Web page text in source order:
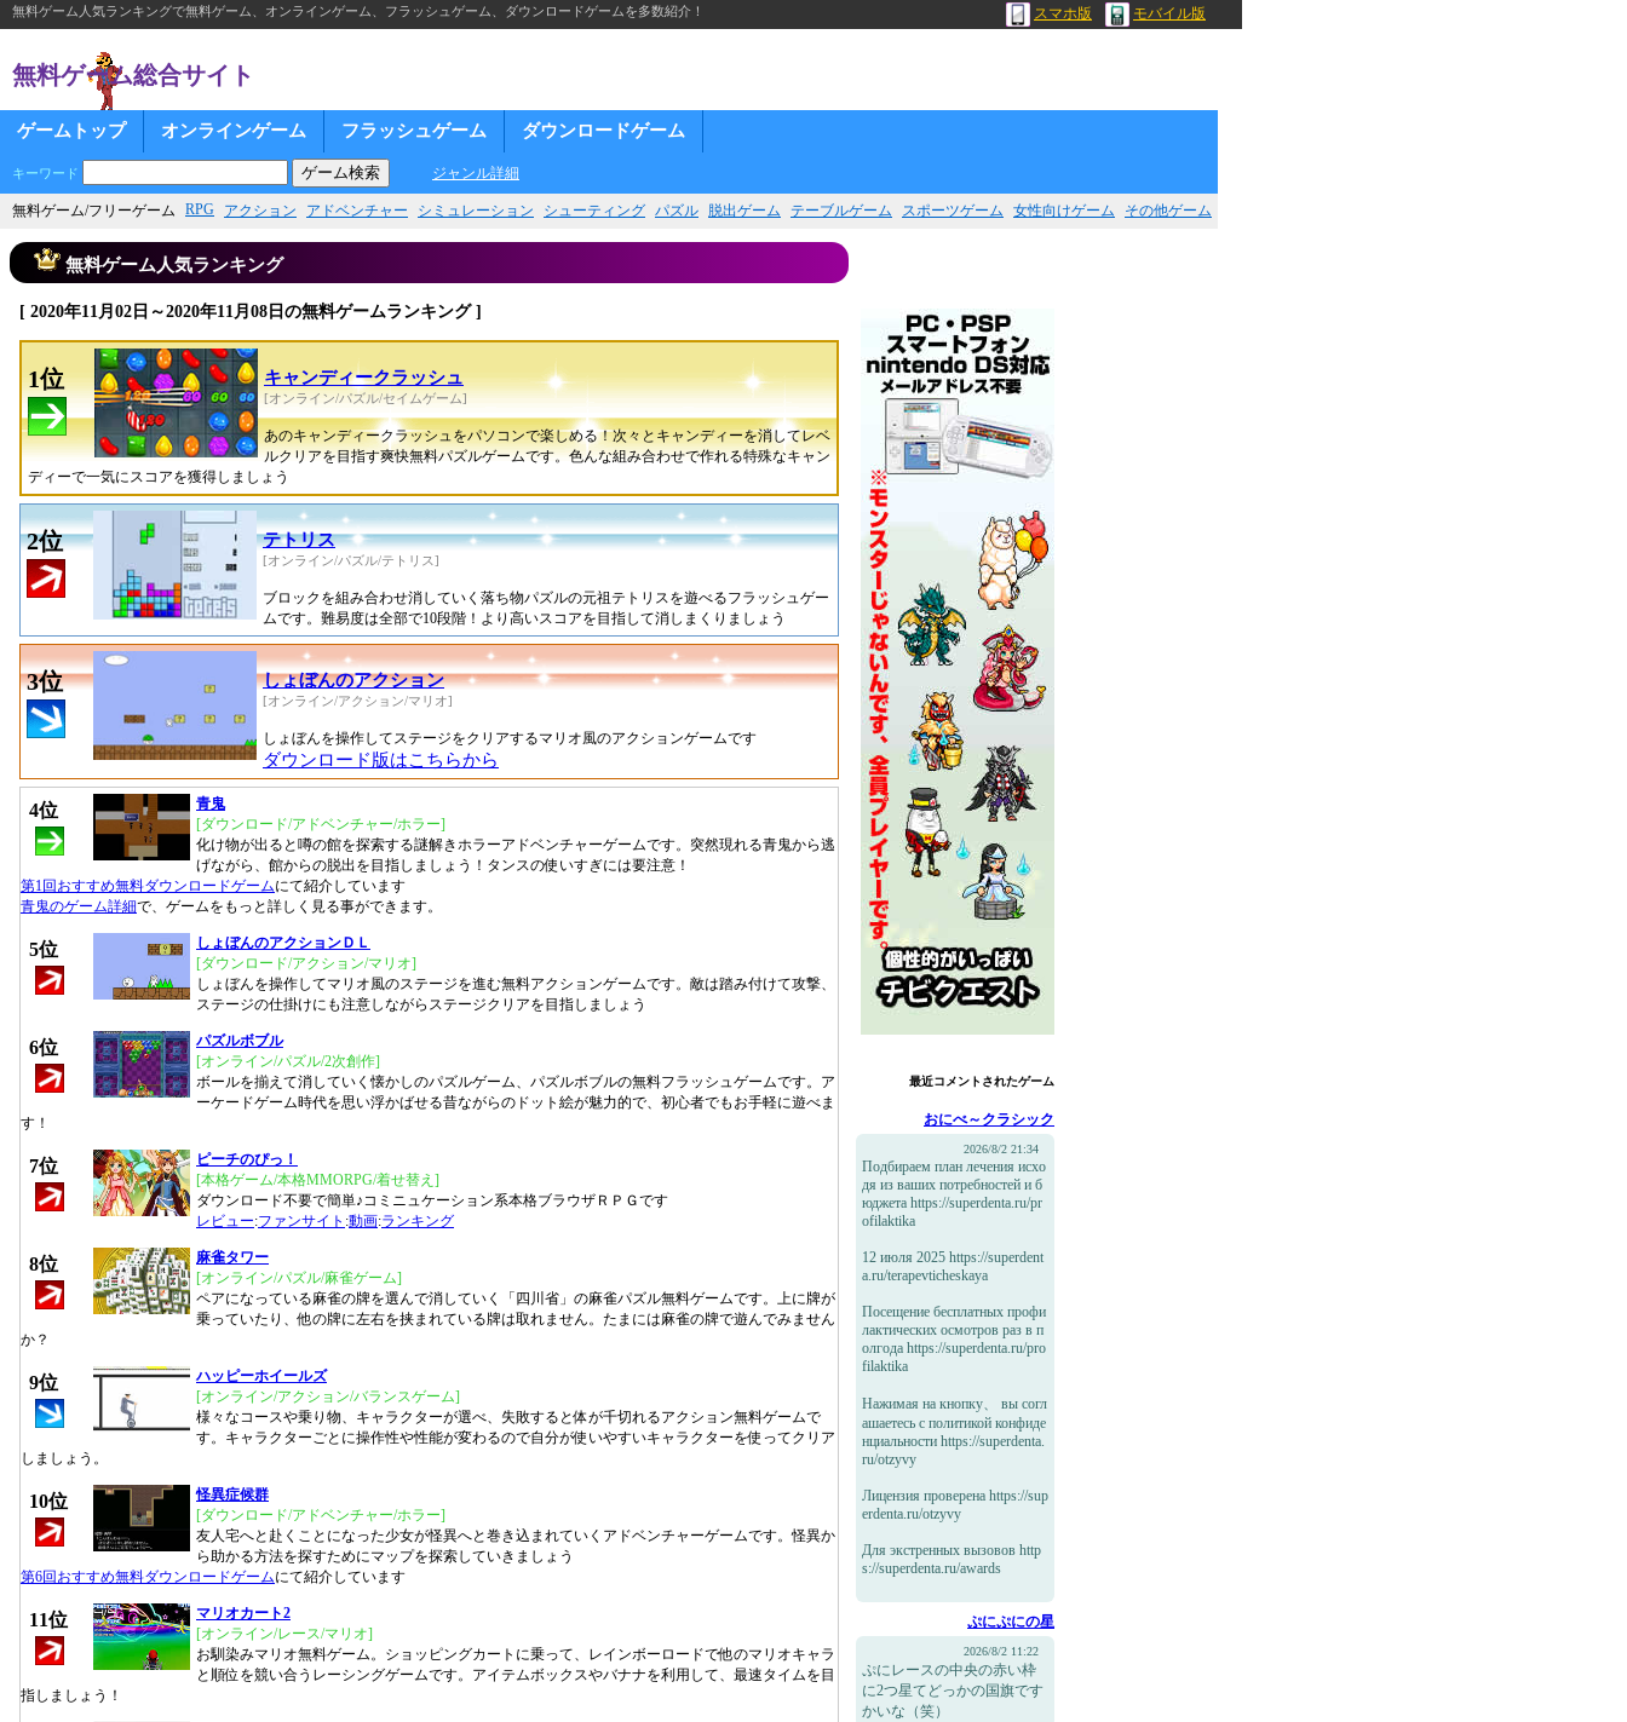
無料ゲーム人気ランキングで無料ゲーム、オンラインゲーム、フラッシュゲーム、ダウンロードゲームを多数紹介！ スマホ版 モバイル版
無料ゲーム総合サイト
ゲームトップ オンラインゲーム フラッシュゲーム ダウンロードゲーム
キーワード ジャンル詳細
無料ゲーム/フリーゲーム RPG アクション アドベンチャー シミュレーション シューティング パズル 脱出ゲーム テーブルゲーム スポーツゲーム 女性向けゲーム その他ゲーム
無料ゲーム人気ランキング
[ 2020年11月02日～2020年11月08日の無料ゲームランキング ]
1位 キャンディークラッシュ
[オンライン/パズル/セイムゲーム]
あのキャンディークラッシュをパソコンで楽しめる！次々とキャンディーを消してレベ
ルクリアを目指す爽快無料パズルゲームです。色んな組み合わせで作れる特殊なキャン
ディーで一気にスコアを獲得しましょう
2位 テトリス
[オンライン/パズル/テトリス]
ブロックを組み合わせ消していく落ち物パズルの元祖テトリスを遊べるフラッシュゲー
ムです。難易度は全部で10段階！より高いスコアを目指して消しまくりましょう
3位 しょぼんのアクション
[オンライン/アクション/マリオ]
しょぼんを操作してステージをクリアするマリオ風のアクションゲームです
ダウンロード版はこちらから
4位
青鬼
[ダウンロード/アドベンチャー/ホラー]
化け物が出ると噂の館を探索する謎解きホラーアドベンチャーゲームです。突然現れる青鬼から逃
げながら、館からの脱出を目指しましょう！タンスの使いすぎには要注意！
第1回おすすめ無料ダウンロードゲームにて紹介しています
青鬼のゲーム詳細で、ゲームをもっと詳しく見る事ができます。
5位
しょぼんのアクションＤＬ
[ダウンロード/アクション/マリオ]
しょぼんを操作してマリオ風のステージを進む無料アクションゲームです。敵は踏み付けて攻撃、
ステージの仕掛けにも注意しながらステージクリアを目指しましょう
6位
パズルボブル
[オンライン/パズル/2次創作]
ボールを揃えて消していく懐かしのパズルゲーム、パズルボブルの無料フラッシュゲームです。ア
ーケードゲーム時代を思い浮かばせる昔ながらのドット絵が魅力的で、初心者でもお手軽に遊べま
す！
7位
ピーチのぴっ！
[本格ゲーム/本格MMORPG/着せ替え]
ダウンロード不要で簡単♪コミニュケーション系本格ブラウザＲＰＧです
レビュー:ファンサイト :動画:ランキング
8位
麻雀タワー
[オンライン/パズル/麻雀ゲーム]
ペアになっている麻雀の牌を選んで消していく「四川省」の麻雀パズル無料ゲームです。上に牌が
乗っていたり、他の牌に左右を挟まれている牌は取れません。たまには麻雀の牌で遊んでみません
か？
9位
ハッピーホイールズ
[オンライン/アクション/バランスゲーム]
様々なコースや乗り物、キャラクターが選べ、失敗すると体が千切れるアクション無料ゲームで
す。キャラクターごとに操作性や性能が変わるので自分が使いやすいキャラクターを使ってクリア
しましょう。
10位
怪異症候群
[ダウンロード/アドベンチャー/ホラー]
友人宅へと赴くことになった少女が怪異へと巻き込まれていくアドベンチャーゲームです。怪異か
ら助かる方法を探すためにマップを探索していきましょう
第6回おすすめ無料ダウンロードゲームにて紹介しています
11位
マリオカート2
[オンライン/レース/マリオ]
お馴染みマリオ無料ゲーム。ショッピングカートに乗って、レインボーロードで他のマリオキャラ
と順位を競い合うレーシングゲームです。アイテムボックスやバナナを利用して、最速タイムを目
指しましょう！
最近コメントされたゲーム
おにべ～クラシック
2026/8/2 21:34
Подбираем план лечения исхо
дя из ваших потребностей и б
юджета https://superdenta.ru/pr
ofilaktika
12 июля 2025 https://superdent
a.ru/terapevticheskaya
Посещение бесплатных профи
лактических осмотров раз в п
олгода https://superdenta.ru/pro
filaktika
Нажимая на кнопку、 вы согл
ашаетесь с политикой конфиде
нциальности https://superdenta.
ru/otzyvy
Лицензия проверена https://sup
erdenta.ru/otzyvy
Для экстренных вызовов http
s://superdenta.ru/awards
ぷにぷにの星
2026/8/2 11:22
ぷにレースの中央の赤い枠
に2つ星てどっかの国旗です
かいな（笑）